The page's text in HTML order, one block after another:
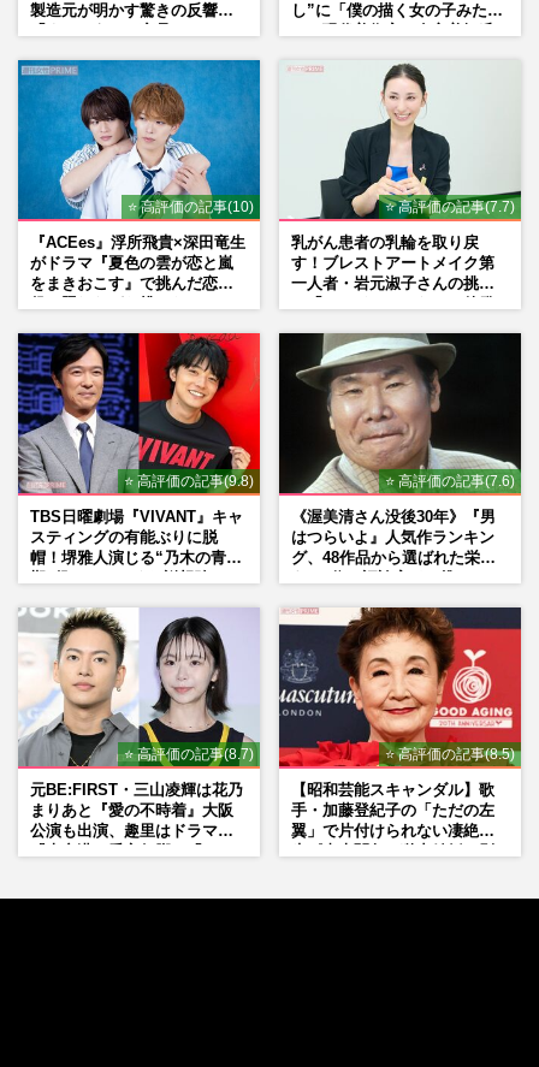
製造元が明かす驚きの反響
し”に「僕の描く女の子みた
⭐ 高評価の記事(10)
『ACEes』浮所飛貴×深田竜生
がドラマ『夏色の雲が恋と嵐
をまきおこす』で挑んだ恋人
⭐ 高評価の記事(7.7)
乳がん患者の乳輪を取り戻
す！ブレストアートメイク第
一人者・岩元淑子さんの挑戦
⭐ 高評価の記事(9.8)
TBS日曜劇場『VIVANT』キャ
スティングの有能ぶりに脱
帽！堺雅人演じる“乃木の青年
マン長男・櫻井海音だった
⭐ 高評価の記事(7.6)
《渥美清さん没後30年》『男
はつらいよ』人気作ランキン
グ、48作品から選ばれた栄え
⭐ 高評価の記事(8.7)
元BE:FIRST・三山凌輝は花乃
まりあと『愛の不時着』大阪
公演も出演、趣里はドラマ
⭐ 高評価の記事(8.5)
【昭和芸能スキャンダル】歌
手・加藤登紀子の「ただの左
翼」で片付けられない凄絶半